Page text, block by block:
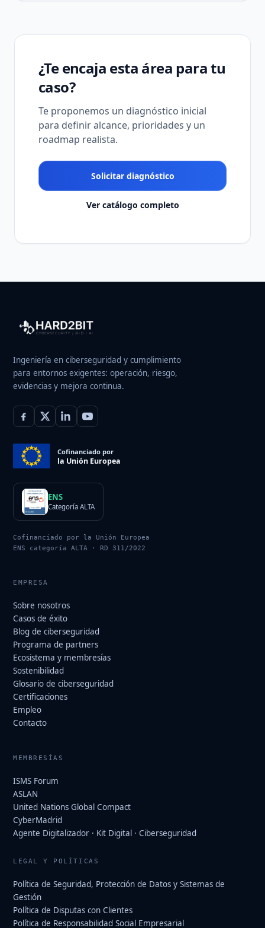
¿Te encaja esta área para tu
caso?
Te proponemos un diagnóstico inicial
para definir alcance, prioridades y un
roadmap realista.
Solicitar diagnóstico
Ver catálogo completo
Ingeniería en ciberseguridad y cumplimiento
para entornos exigentes: operación, riesgo,
evidencias y mejora continua.
Cofinanciado por
la Unión Europea
ENS
Categoría ALTA
Cofinanciado por la Unión Europea
ENS categoría ALTA · RD 311/2022
EMPRESA
Sobre nosotros
Casos de éxito
Blog de ciberseguridad
Programa de partners
Ecosistema y membresías
Sostenibilidad
Glosario de ciberseguridad
Certificaciones
Empleo
Contacto
MEMBRESÍAS
ISMS Forum
ASLAN
United Nations Global Compact
CyberMadrid
Agente Digitalizador · Kit Digital · Ciberseguridad
LEGAL Y POLÍTICAS
Política de Seguridad, Protección de Datos y Sistemas de
Gestión
Política de Disputas con Clientes
Política de Responsabilidad Social Empresarial